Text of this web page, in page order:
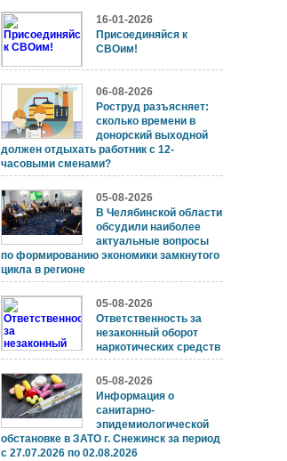
16-01-2026
Присоединяйся к
СВОим!
06-08-2026
Роструд разъясняет:
сколько времени в
донорский выходной
должен отдыхать работник с 12-
часовыми сменами?
05-08-2026
В Челябинской области
обсудили наиболее
актуальные вопросы
по формированию экономики замкнутого
цикла в регионе
05-08-2026
Ответственность за
незаконный оборот
наркотических средств
05-08-2026
Информация о
санитарно-
эпидемиологической
обстановке в ЗАТО г. Снежинск за период
с 27.07.2026 по 02.08.2026